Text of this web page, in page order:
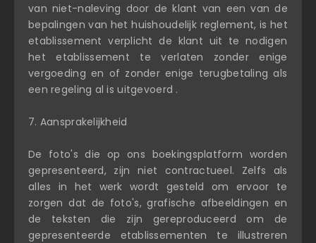
van niet-naleving door de klant van een van de
bepalingen van het huishoudelijk reglement, is het
etablissement verplicht de klant uit te nodigen
het etablissement te verlaten zonder enige
vergoeding en of zonder enige terugbetaling als
een regeling al is uitgevoerd .
7. Aansprakelijkheid
De foto's die op ons boekingsplatform worden
gepresenteerd, zijn niet contractueel. Zelfs als
alles in het werk wordt gesteld om ervoor te
zorgen dat de foto's, grafische afbeeldingen en
de teksten die zijn gereproduceerd om de
gepresenteerde etablissementen te illustreren